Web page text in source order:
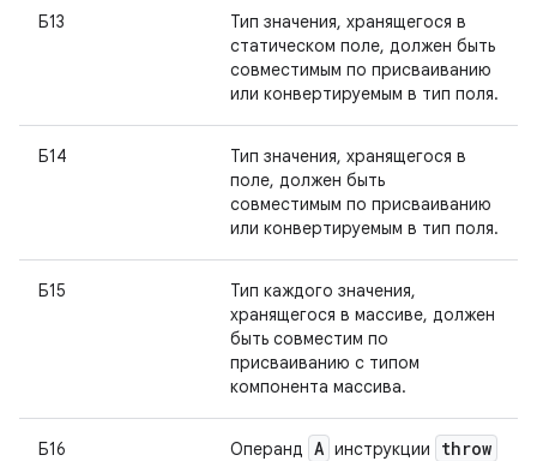
Б13
Тип значения, хранящегося в
статическом поле, должен быть
совместимым по присваиванию
или конвертируемым в тип поля.
Б14
Тип значения, хранящегося в
поле, должен быть
совместимым по присваиванию
или конвертируемым в тип поля.
Б15
Тип каждого значения,
хранящегося в массиве, должен
быть совместим по
присваиванию с типом
компонента массива.
Б16 Операнд A инструкции throw